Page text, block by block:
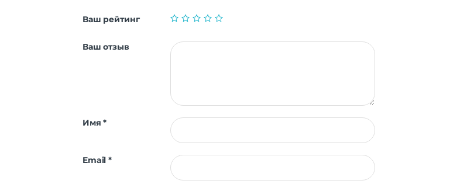
Ваш рейтинг
Ваш отзыв
Имя*
Email*